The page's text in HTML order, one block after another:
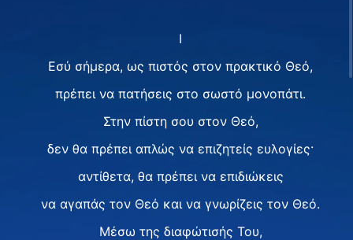
I
Εσύ σήμερα, ως πιστός στον πρακτικό Θεό,
πρέπει να πατήσεις στο σωστό μονοπάτι.
Στην πίστη σου στον Θεό,
δεν θα πρέπει απλώς να επιζητείς ευλογίες·
αντίθετα, θα πρέπει να επιδιώκεις
να αγαπάς τον Θεό και να γνωρίζεις τον Θεό.
Μέσω της διαφώτισής Του,